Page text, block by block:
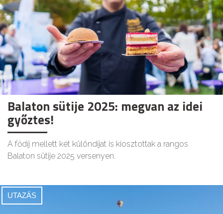
Balaton sütije 2025: megvan az idei
győztes!
A fődíj mellett két különdíjat is kiosztottak a rangos
Balaton sütije 2025 versenyen.
UTAZÁS